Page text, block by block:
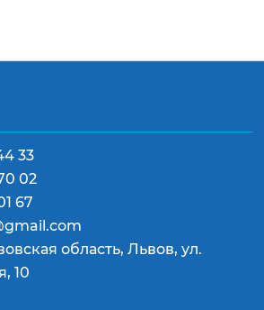
33
02
67
область, Львов, ул.
10